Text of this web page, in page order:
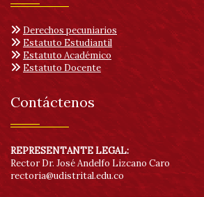
Derechos pecuniarios
Estatuto Estudiantil
Estatuto Académico
Estatuto Docente
Contáctenos
REPRESENTANTE LEGAL:
Rector Dr. José Andelfo Lizcano Caro
rectoria@udistrital.edu.co